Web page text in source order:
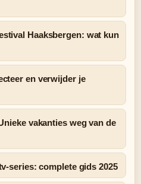
Haaksbergen: wat kun
en verwijder je
vakanties weg van de
series: complete gids 2025